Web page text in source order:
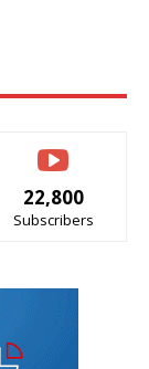
22,800
Subscribers